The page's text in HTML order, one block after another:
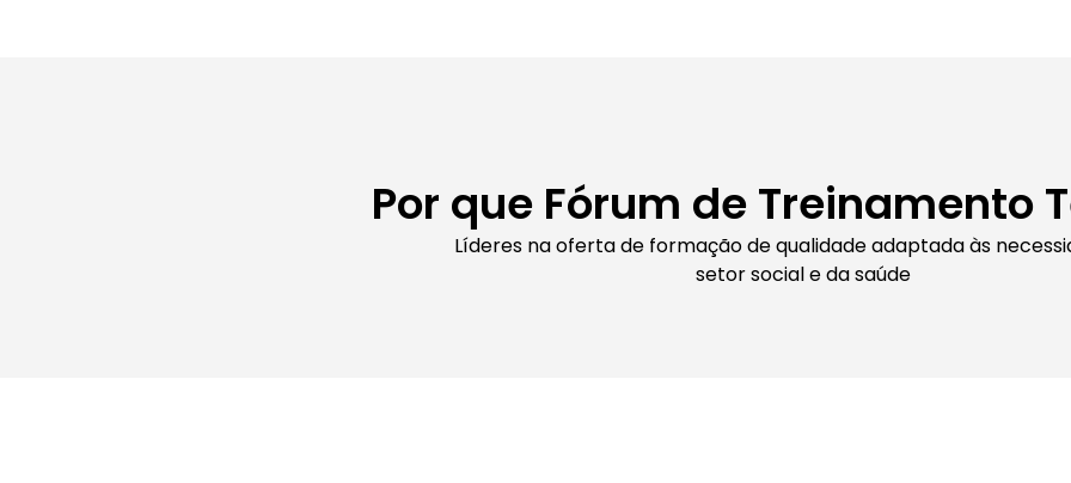
Por que Fórum de Treinamento
Líderes na oferta de formação de qualidade adaptada às
setor social e da saúde